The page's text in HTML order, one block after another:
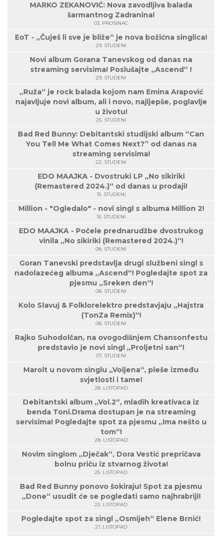
MARKO ZEKANOVIĆ: Nova zavodljiva balada
šarmantnog Zadranina!
03. PROSINAC
EoT - „Čuješ li sve je bliže“ je nova božićna singlica!
29. STUDENI
Novi album Gorana Tanevskog od danas na
streaming servisima! Poslušajte „Ascend“ !
29. STUDENI
„Ruža“ je rock balada kojom nam Emina Arapović
najavljuje novi album, ali i novo, najljepše, poglavlje
u životu!
25. STUDENI
Bad Red Bunny: Debitantski studijski album “Can
You Tell Me What Comes Next?” od danas na
streaming servisima!
22. STUDENI
EDO MAAJKA - Dvostruki LP „No sikiriki
(Remastered 2024.)“ od danas u prodaji!
15. STUDENI
Million - "Ogledalo" - novi singl s albuma Million 2!
15. STUDENI
EDO MAAJKA - Počele prednarudžbe dvostrukog
vinila „No sikiriki (Remastered 2024.)“!
08. STUDENI
Goran Tanevski predstavlja drugi službeni singl s
nadolazećeg albuma „Ascend“! Pogledajte spot za
pjesmu „Sreken den“!
08. STUDENI
Kolo Slavuj & Folklorelektro predstavjaju „Hajstra
(TonZa Remix)“!
08. STUDENI
Rajko Suhodolčan, na ovogodišnjem Chansonfestu
predstavio je novi singl „Proljetni san“!
07. STUDENI
Marolt u novom singlu „Voljena“, pleše između
svjetlosti i tame!
28. LISTOPAD
Debitantski album „Vol.2“, mladih kreativaca iz
benda Toni.Drama dostupan je na streaming
servisima! Pogledajte spot za pjesmu „Ima nešto u
tom“!
28. LISTOPAD
Novim singlom „Dječak“, Dora Vestić prepričava
bolnu priču iz stvarnog života!
25. LISTOPAD
Bad Red Bunny ponovo šokiraju! Spot za pjesmu
„Done“ usudit će se pogledati samo najhrabriji!
23. LISTOPAD
Pogledajte spot za singl „Osmijeh“ Elene Brnić!
21. LISTOPAD